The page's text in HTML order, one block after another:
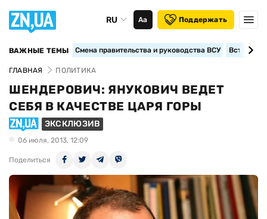
RU Аа Поддержать
ВАЖНЫЕ ТЕМЫ Смена правительства и руководства ВСУ
ГЛАВНАЯ ПОЛИТИКА
ШЕНДЕРОВИЧ: ЯНУКОВИЧ ВЕДЕТ
СЕБЯ В КАЧЕСТВЕ ЦАРЯ ГОРЫ
ЭКСКЛЮЗИВ
06 июля, 2013, 12:09
Поделиться